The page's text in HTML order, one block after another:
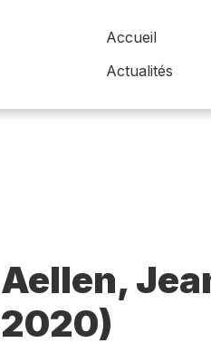
Accueil
Actualités
Aellen,
2020)